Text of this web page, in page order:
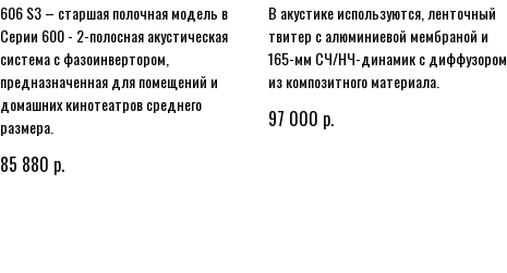
606 S3 – старшая полочная модель в
Серии 600 - 2-полосная акустическая
система с фазоинвертором,
предназначенная для помещений и
домашних кинотеатров среднего
размера.
85 880 р.
В акустике используются, ленточный
твитер с алюминиевой мембраной и
165-мм СЧ/НЧ-динамик с диффузором
из композитного материала.
97 000 р.